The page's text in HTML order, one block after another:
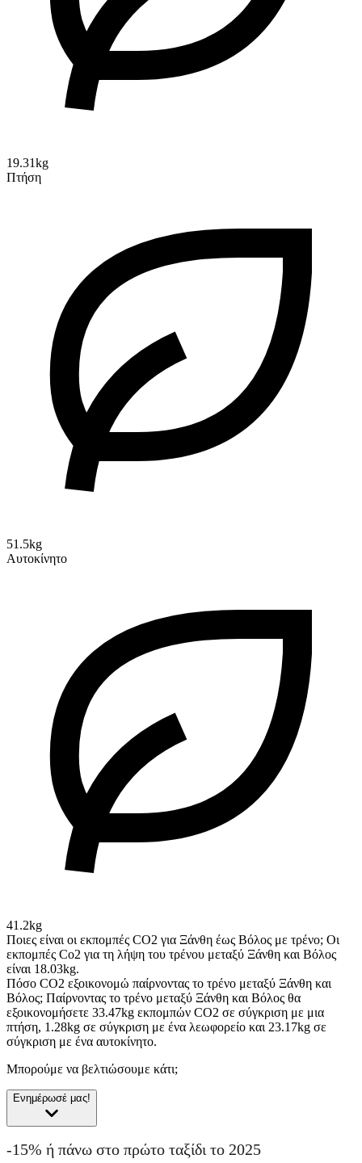
19.31kg
Πτήση
51.5kg
Αυτοκίνητο
41.2kg
Ποιες είναι οι εκπομπές CO2 για Ξάνθη έως Βόλος με τρένο; Οι
εκπομπές Co2 για τη λήψη του τρένου μεταξύ Ξάνθη και Βόλος
είναι 18.03kg.
Πόσο CO2 εξοικονομώ παίρνοντας το τρένο μεταξύ Ξάνθη και
Βόλος; Παίρνοντας το τρένο μεταξύ Ξάνθη και Βόλος θα
εξοικονομήσετε 33.47kg εκπομπών CO2 σε σύγκριση με μια
πτήση, 1.28kg σε σύγκριση με ένα λεωφορείο και 23.17kg σε
σύγκριση με ένα αυτοκίνητο.
Μπορούμε να βελτιώσουμε κάτι;
Ενημέρωσέ μας!
-15% ή πάνω στο πρώτο ταξίδι το 2025